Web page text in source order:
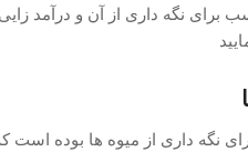
نگه داری از آن و درآمد
داری از میوه ها بوده است که